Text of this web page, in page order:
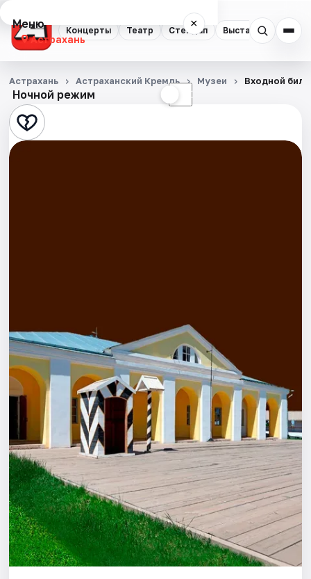
Концерты Театр Стендап Выставки
Меню ×
Астрахань
Концерты
Театр
Стендап
Города
Площадки
Артисты
Рейтинги
Ночной режим ☾
Астрахань Астраханский Кремль Музеи Входной